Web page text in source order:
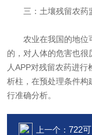
三：土壤残留农药
农业在我国的地位可
的，对人体的危害也
人APP对残留农药进
析柱，在预处理条件构
行准确分析。
上一个： 722